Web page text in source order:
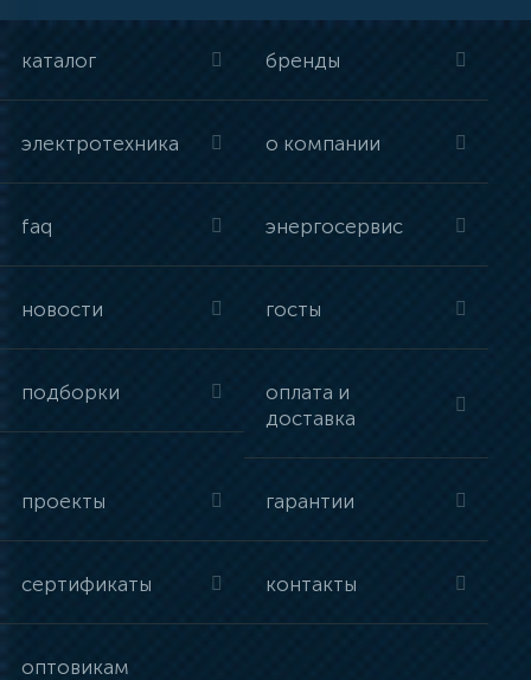
каталог бренды
электротехника о компании
faq энергосервис
новости госты
подборки
оплата и
доставка
проекты гарантии
сертификаты контакты
оптовикам